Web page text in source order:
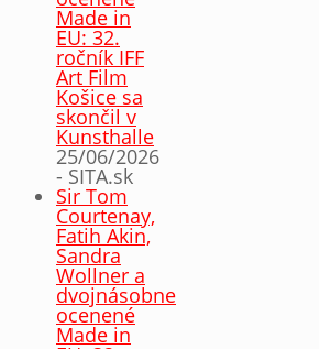
Made in
EU: 32.
ročník IFF
Art Film
Košice sa
skončil v
Kunsthalle
25/06/2026
- SITA.sk
Sir Tom
Courtenay,
Fatih Akin,
Sandra
Wollner a
dvojnásobne
ocenené
Made in